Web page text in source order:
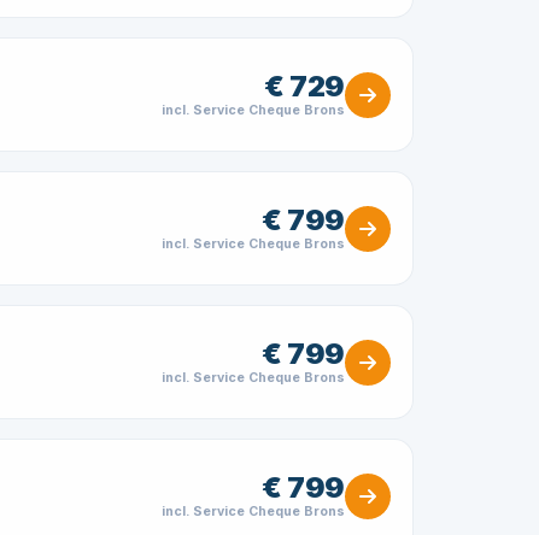
€ 729
incl. Service Cheque Brons
€ 799
incl. Service Cheque Brons
€ 799
incl. Service Cheque Brons
€ 799
incl. Service Cheque Brons